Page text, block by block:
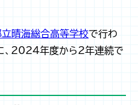
晴海総合高等学校で行わ
、2024年度から2年連続で